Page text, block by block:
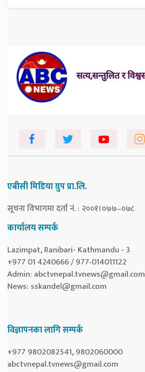
एबीसी मिडिया ग्रुप प्रा.लि.
सूचना विभागमा दर्ता नं. : २००१।०७७–०७८
कार्यालय सम्पर्क
Lazimpat, Ranibari- Kathmandu - 3
+977 01 4240666 / 977-014011122
Admin: abctvnepal.tvnews@gmail.com
News: sskandel@gmail.com
विज्ञापनका लागि सम्पर्क
+977 9802082541, 9802060000
abctvnepal.tvnews@gmail.com